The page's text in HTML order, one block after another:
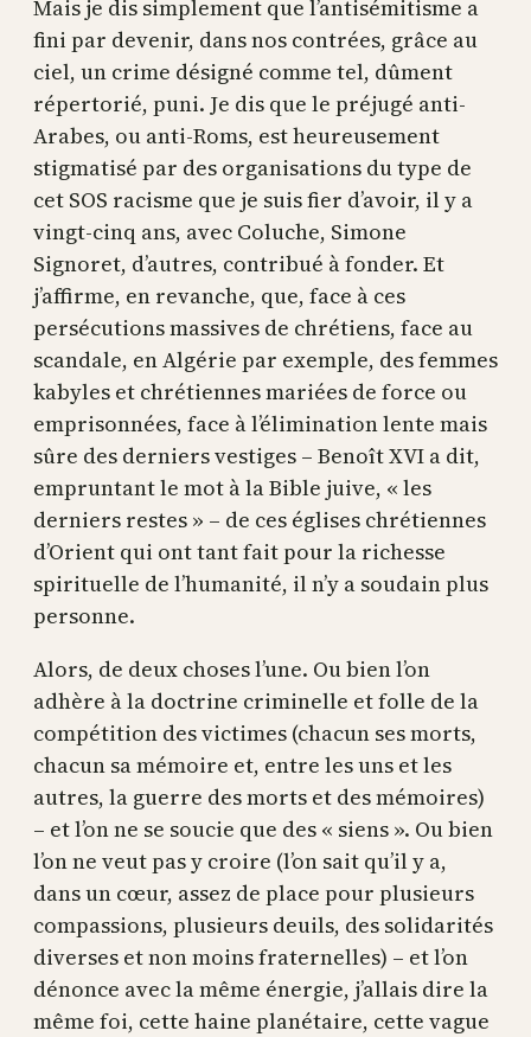
Mais je dis simplement que l’antisémitisme a
fini par devenir, dans nos contrées, grâce au
ciel, un crime désigné comme tel, dûment
répertorié, puni. Je dis que le préjugé anti-
Arabes, ou anti-Roms, est heureusement
stigmatisé par des organisations du type de
cet SOS racisme que je suis fier d’avoir, il y a
vingt-cinq ans, avec Coluche, Simone
Signoret, d’autres, contribué à fonder. Et
j’affirme, en revanche, que, face à ces
persécutions massives de chrétiens, face au
scandale, en Algérie par exemple, des femmes
kabyles et chrétiennes mariées de force ou
emprisonnées, face à l’élimination lente mais
sûre des derniers vestiges – Benoît XVI a dit,
empruntant le mot à la Bible juive, « les
derniers restes » – de ces églises chrétiennes
d’Orient qui ont tant fait pour la richesse
spirituelle de l’humanité, il n’y a soudain plus
personne.
Alors, de deux choses l’une. Ou bien l’on
adhère à la doctrine criminelle et folle de la
compétition des victimes (chacun ses morts,
chacun sa mémoire et, entre les uns et les
autres, la guerre des morts et des mémoires)
– et l’on ne se soucie que des « siens ». Ou bien
l’on ne veut pas y croire (l’on sait qu’il y a,
dans un cœur, assez de place pour plusieurs
compassions, plusieurs deuils, des solidarités
diverses et non moins fraternelles) – et l’on
dénonce avec la même énergie, j’allais dire la
même foi, cette haine planétaire, cette vague